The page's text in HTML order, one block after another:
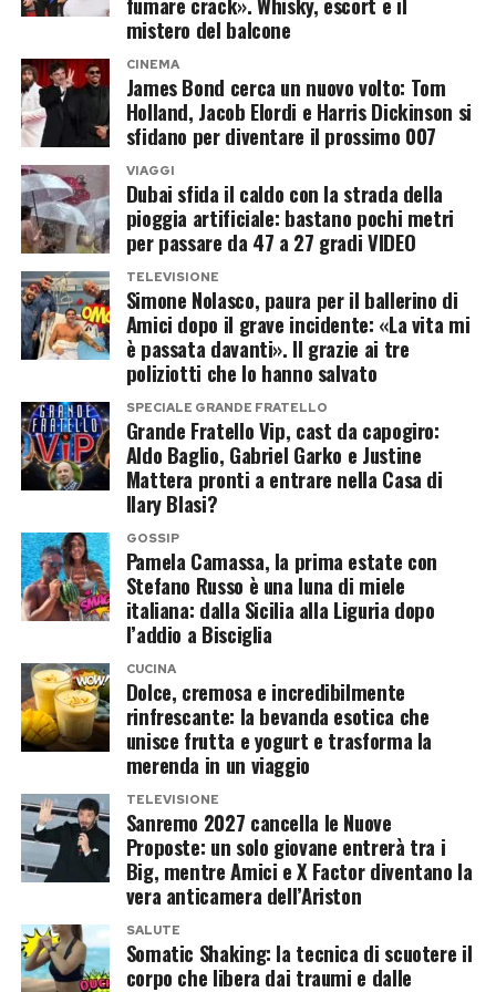
Una cosa, invece, appare evidente. Urbano Cairo
continua a utilizzare il proprio ruolo di editore e
dirigente sportivo per intervenire su alcuni dei
temi più delicati del calcio italiano, dalla
governance federale al futuro della Nazionale. E
quando parla, le sue parole difficilmente
passano inosservate.
Post Views: 290
fotografia pubblicata dallo stesso Ronaldo circa
dieci anni fa. Un modo per mostrare come,
nonostante il passare del tempo, continui a
mantenere una condizione atletica eccezionale
grazie ad allenamenti rigorosi e a uno stile di vita
molto disciplinato.
Cristiano Jr. è ormai più alto di
Cristiano Ronaldo
A catturare davvero l’attenzione dei fan, però, è
stato Cristiano Jr. Il primogenito del fuoriclasse
portoghese, che ha compiuto sedici anni, appare
ormai sensibilmente più alto del padre, alto 1
metro e 87 centimetri.
Nelle fotografie condivise sui social la crescita
del ragazzo è evidente e molti utenti hanno
sottolineato come Cristiano Jr. stia assumendo
sempre più l’aspetto di un giovane atleta. Da
tempo segue le orme del padre nel calcio e
continua il proprio percorso nelle giovanili,
alimentando inevitabilmente il sogno di poter un
giorno giocare al suo fianco.
Una famiglia sempre più numerosa
Oltre a Cristiano Jr., Ronaldo è padre di altri
quattro figli. I gemelliEvaeMateo, nati nel
2017 tramite maternità surrogata, fanno parte
della famiglia insieme adAlana Martina, nata
nello stesso anno dalla relazione con Georgina
mistero del balcone
CINEMA
James Bond cerca un nuovo volto: Tom
Holland, Jacob Elordi e Harris Dickinson si
sfidano per diventare il prossimo 007
VIAGGI
Dubai sfida il caldo con la strada della
pioggia artificiale: bastano pochi metri
per passare da 47 a 27 gradi VIDEO
TELEVISIONE
Simone Nolasco, paura per il ballerino di
Amici dopo il grave incidente: «La vita mi
è passata davanti». Il grazie ai tre
poliziotti che lo hanno salvato
SPECIALE GRANDE FRATELLO
Grande Fratello Vip, cast da capogiro:
Aldo Baglio, Gabriel Garko e Justine
Mattera pronti a entrare nella Casa di
Ilary Blasi?
GOSSIP
Pamela Camassa, la prima estate con
Stefano Russo è una luna di miele
italiana: dalla Sicilia alla Liguria dopo
l’addio a Bisciglia
CUCINA
Dolce, cremosa e incredibilmente
rinfrescante: la bevanda esotica che
unisce frutta e yogurt e trasforma la
merenda in un viaggio
TELEVISIONE
Sanremo 2027 cancella le Nuove
Proposte: un solo giovane entrerà tra i
Big, mentre Amici e X Factor diventano la
vera anticamera dell’Ariston
SALUTE
Somatic Shaking: la tecnica di scuotere il
corpo che libera dai traumi e dalle